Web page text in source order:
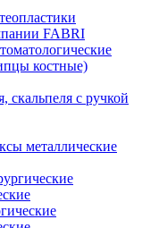
FABRI
костные)
скальпеля с ручкой
металлические